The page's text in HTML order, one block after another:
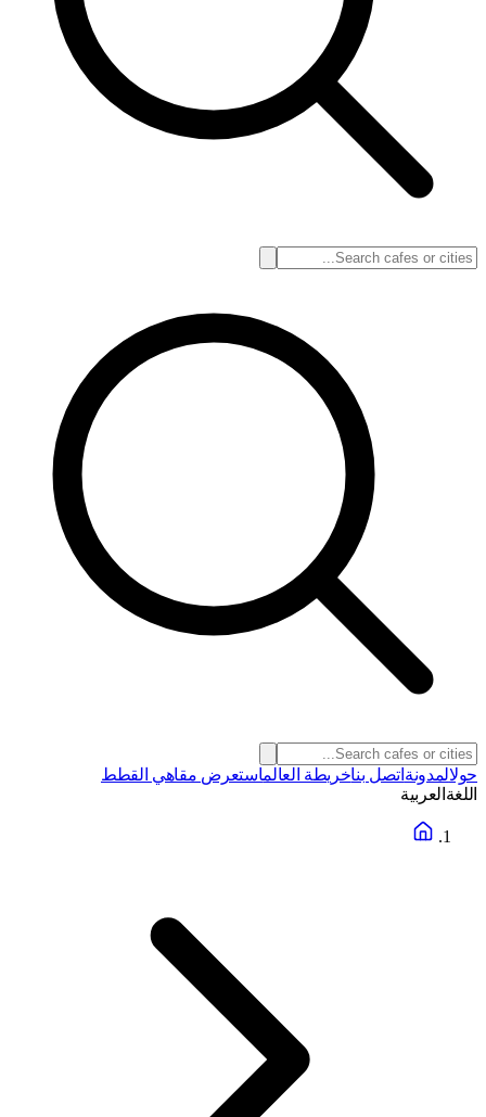
حولالمدونة اتصل بناخريطة العالماستعرض مقاهي القطط
اللغة العربية